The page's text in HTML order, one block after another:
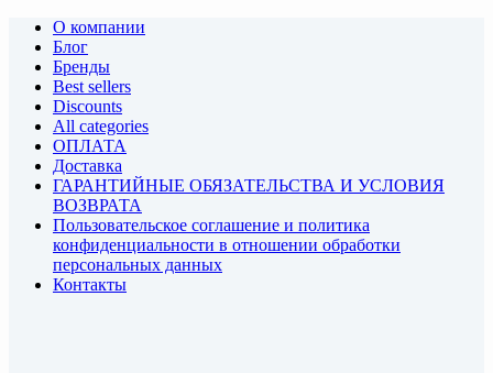
О компании
Блог
Бренды
Best sellers
Discounts
All categories
ОПЛАТА
Доставка
ГАРАНТИЙНЫЕ ОБЯЗАТЕЛЬСТВА И УСЛОВИЯ
ВОЗВРАТА
Пользовательское соглашение и политика
конфиденциальности в отношении обработки
персональных данных
Контакты